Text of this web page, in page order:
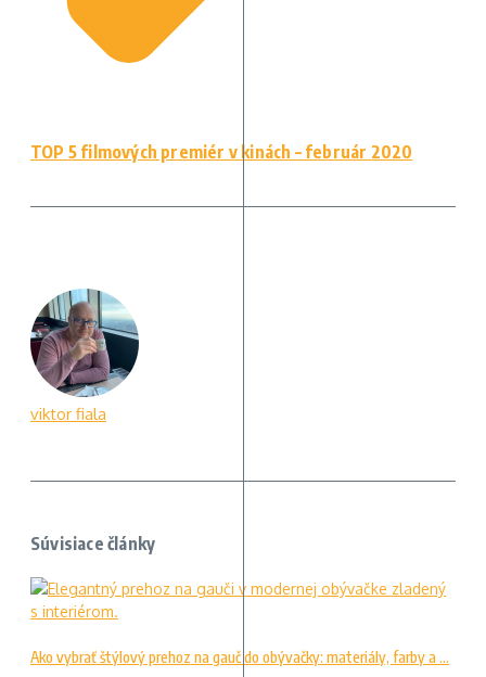
TOP 5 filmových premiér v kinách – február 2020
viktor fiala
Súvisiace články
Ako vybrať štýlový prehoz na gauč do obývačky: materiály, farby a ...